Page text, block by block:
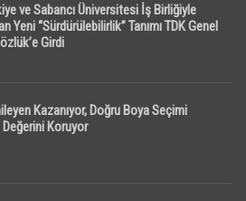
ve Sabancı Üniversitesi İş Birliğiyle
Yeni “Sürdürülebilirlik” Tanımı TDK Genel
Girdi
Kazanıyor, Doğru Boya Seçimi
Koruyor